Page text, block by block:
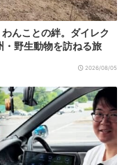
んことの絆。ダイレク
・野生動物を訪ねる旅
2026/08/05